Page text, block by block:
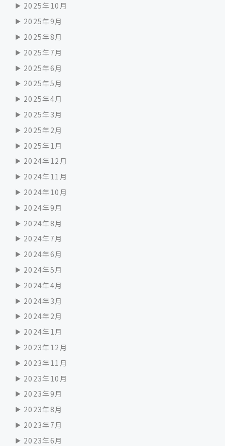
2025年10月
2025年9月
2025年8月
2025年7月
2025年6月
2025年5月
2025年4月
2025年3月
2025年2月
2025年1月
2024年12月
2024年11月
2024年10月
2024年9月
2024年8月
2024年7月
2024年6月
2024年5月
2024年4月
2024年3月
2024年2月
2024年1月
2023年12月
2023年11月
2023年10月
2023年9月
2023年8月
2023年7月
2023年6月